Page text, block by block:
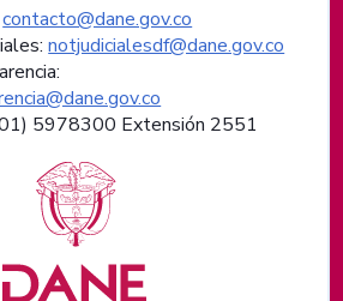
contacto@dane.gov.co
notjudicialesdf@dane.gov.co
5978300 Extensión 2551